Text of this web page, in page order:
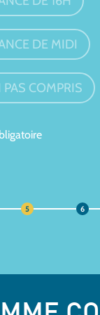
DE MIDI
PAS COMPRIS
5 6